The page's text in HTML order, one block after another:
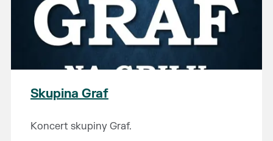
Skupina Graf
Koncert skupiny Graf.